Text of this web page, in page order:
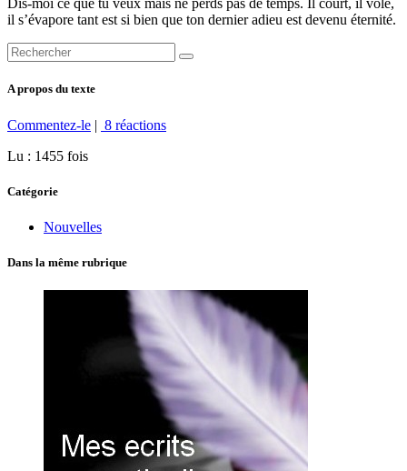
Dis-moi ce que tu veux mais ne perds pas de temps. Il court, il vole,
il s’évapore tant est si bien que ton dernier adieu est devenu éternité.
A propos du texte
Commentez-le | 8 réactions
Lu : 1455 fois
Catégorie
Nouvelles
Dans la même rubrique